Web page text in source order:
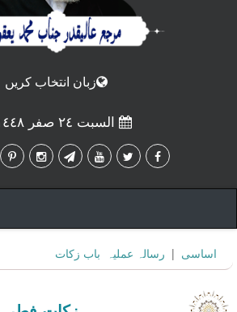
زبان انتخاب كريں
السبت ٢٤ صفر ١٤٤٨ هـ
اساسى | رسالہ عمليہ باب زکات